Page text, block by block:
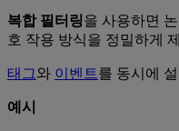
복합 필터링을 사용하면
호 작용 방식을 정밀하게
태그와 이벤트 를 동시에
예시